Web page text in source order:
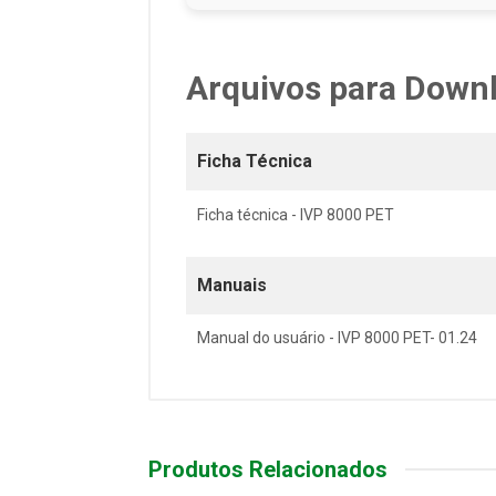
Arquivos para
Ficha Técnica
Ficha técnica - IVP 8000 PET
Manuais
Manual do usuário - IVP 8000 PET- 01.24
Produtos Relacionados